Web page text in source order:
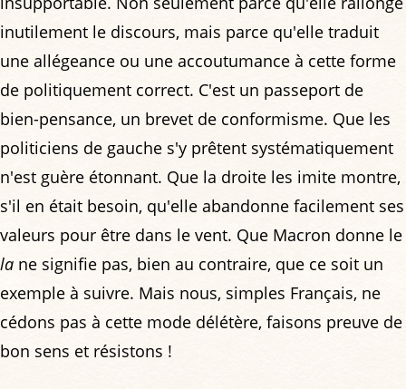
inutilement le discours, mais parce qu'elle traduit
une allégeance ou une accoutumance à cette forme
de politiquement correct. C'est un passeport de
bien-pensance, un brevet de conformisme. Que les
politiciens de gauche s'y prêtent systématiquement
n'est guère étonnant. Que la droite les imite montre,
s'il en était besoin, qu'elle abandonne facilement ses
valeurs pour être dans le vent. Que Macron donne le
la ne signifie pas, bien au contraire, que ce soit un
exemple à suivre. Mais nous, simples Français, ne
cédons pas à cette mode délétère, faisons preuve de
bon sens et résistons !